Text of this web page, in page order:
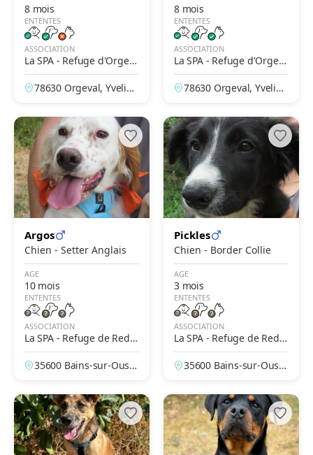
8 mois
ENTENTES
ASSOCIATION
La SPA - Refuge d'Orgev
al
78630 Orgeval, Yveline
8 mois
ENTENTES
ASSOCIATION
La SPA - Refuge d'Orgev
al
78630 Orgeval, Yveline
Argos
Chien - Setter Anglais
AGE
10 mois
ENTENTES
ASSOCIATION
La SPA - Refuge de Redo
n
35600 Bains-sur-Oust,
Pickles
Chien - Border Collie
AGE
3 mois
ENTENTES
ASSOCIATION
La SPA - Refuge de Redo
n
35600 Bains-sur-Oust,